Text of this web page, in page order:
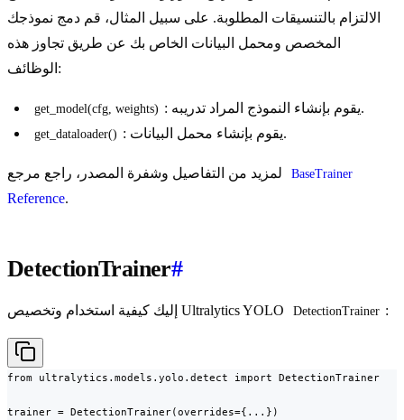
الالتزام بالتنسيقات المطلوبة. على سبيل المثال، قم دمج نموذجك
المخصص ومحمل البيانات الخاص بك عن طريق تجاوز هذه
الوظائف:
get_model(cfg, weights) : يقوم بإنشاء النموذج المراد تدريبه.
get_dataloader() : يقوم بإنشاء محمل البيانات.
BaseTrainer
Reference.
DetectionTrainer#
إليك كيفية استخدام وتخصيص Ultralytics YOLO DetectionTrainer :
from ultralytics.models.yolo.detect import DetectionTrainer
trainer = DetectionTrainer(overrides={...})